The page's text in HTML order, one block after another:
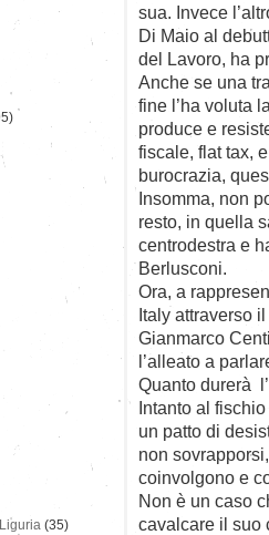
sua. Invece
Di Maio al
del Lavoro, ha
Anche se una
fine l’ha voluta
produce e
fiscale, flat tax,
burocrazia,
Insomma, non
resto, in quella
centrodestra e
Berlusconi.
Ora, a
Italy attraverso
Gianmarco
l’alleato a
Quanto durerà
Intanto al
un patto di
non
coinvolgono e
Non è un caso
cavalcare il suo
(35)